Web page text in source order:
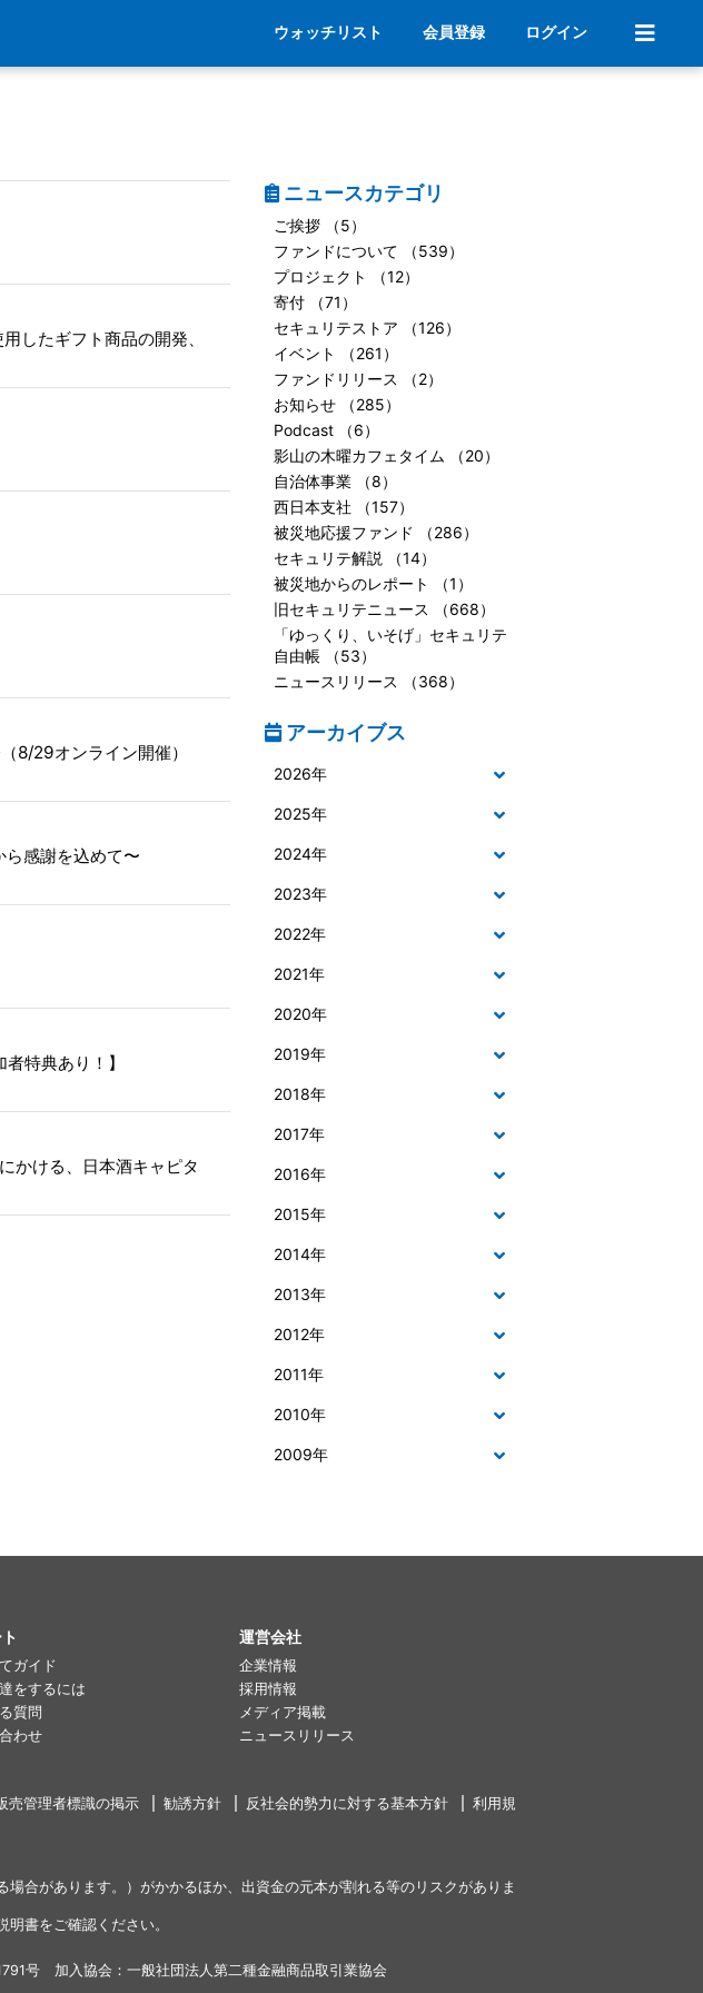
ウォッチリスト 会員登録 ログイン
したギフト商品の開発、
8/29オンライン開催）
ら感謝を込めて〜
特典あり！】
かける、日本酒キャピタ
ニュースカテゴリ
ご挨拶 （5）
ファンドについて （539）
プロジェクト （12）
寄付 （71）
セキュリテストア （126）
イベント （261）
ファンドリリース （2）
お知らせ （285）
Podcast （6）
影山の木曜カフェタイム （20）
自治体事業 （8）
西日本支社 （157）
被災地応援ファンド （286）
セキュリテ解説 （14）
被災地からのレポート （1）
旧セキュリテニュース （668）
「ゆっくり、いそげ」セキュリテ
自由帳 （53）
ニュースリリース （368）
アーカイブス
2026年
2025年
2024年
2023年
2022年
2021年
2020年
2019年
2018年
2017年
2016年
2015年
2014年
2013年
2012年
2011年
2010年
2009年
ガイド
をするには
質問
わせ
運営会社
企業情報
採用情報
メディア掲載
ニュースリリース
売管理者標識の掲示 勧誘方針 反社会的勢力に対する基本方針
利用規
合があります。）がかかるほか、出資金の元本が割れる等のリスクがありま
書をご確認ください。
号 加入協会：一般社団法人第二種金融商品取引業協会